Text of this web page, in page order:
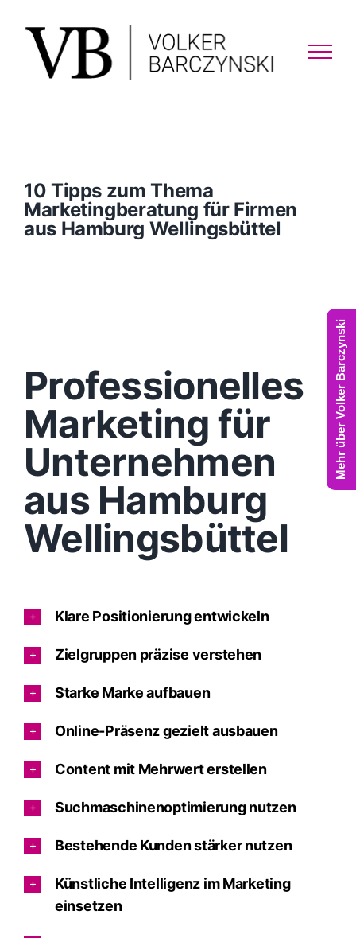
content
10 Tipps zum Thema
Marketingberatung für Firmen
aus Hamburg Wellingsbüttel
Professionelles
Marketing für
Unternehmen
aus Hamburg
Wellingsbüttel
Klare Positionierung entwickeln
Zielgruppen präzise verstehen
Starke Marke aufbauen
Online-Präsenz gezielt ausbauen
Content mit Mehrwert erstellen
Suchmaschinenoptimierung nutzen
Bestehende Kunden stärker nutzen
Künstliche Intelligenz im Marketing
einsetzen
Mehr über Volker Barczynski